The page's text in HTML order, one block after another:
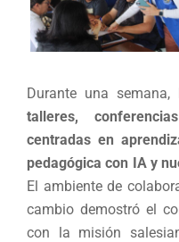
Durante una semana,
talleres,
centradas en
pedagógica con IA y
El ambiente de
cambio demostró el
con la misión